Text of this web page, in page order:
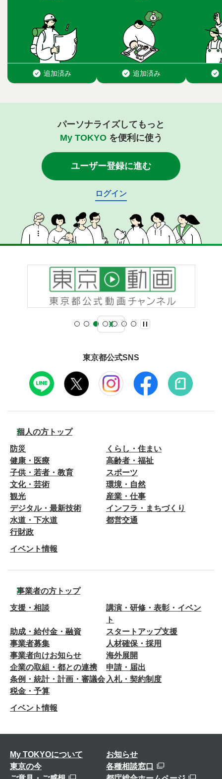
パーソナライズしてもっと
My TOKYOを便利に使う
ユーザー登録に進む
ログイン
東京都公式SNS
個人の方トップ
防災
くらし・住まい
健康・医療
高齢者・福祉
子供・若者・教育
スポーツ
文化・芸術
環境・自然
観光
産業・仕事
デジタル・最新技術
インフラ・まちづくり
水道・下水道
都営交通
行財政
イベント情報
事業者の方トップ
支援・相談
講演・研修・表彰・イベン
ト
助成・給付金・融資
スタートアップ支援
事業者募集
人材確保・採用
事業者向けお知らせ
海外展開
企業の取組・都との連携
申請・届出
条例・統計・計画・審議会 入札・契約制度
税金・予算
イベント情報
My TOKYOについて
お知らせ
東京の今
各種相談窓口